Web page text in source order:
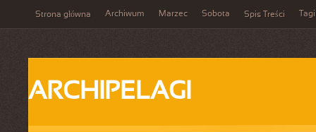
Strona główna Archiwum Marzec Sobota Spis Treści Tagi
ARCHIPELAGI